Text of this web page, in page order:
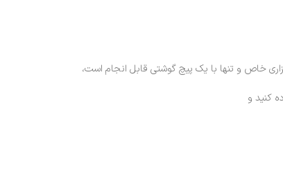
خاص و تنها با یک پیچ گوشتی قابل انجام است،
کنید و